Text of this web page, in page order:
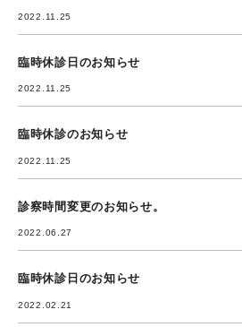
2022.11.25
臨時休診日のお知らせ
2022.11.25
臨時休診のお知らせ
2022.11.25
診察時間変更のお知らせ。
2022.06.27
臨時休診日のお知らせ
2022.02.21